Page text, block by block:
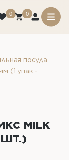
0 0
посуда
(1 упак -
MILK
ШТ.)